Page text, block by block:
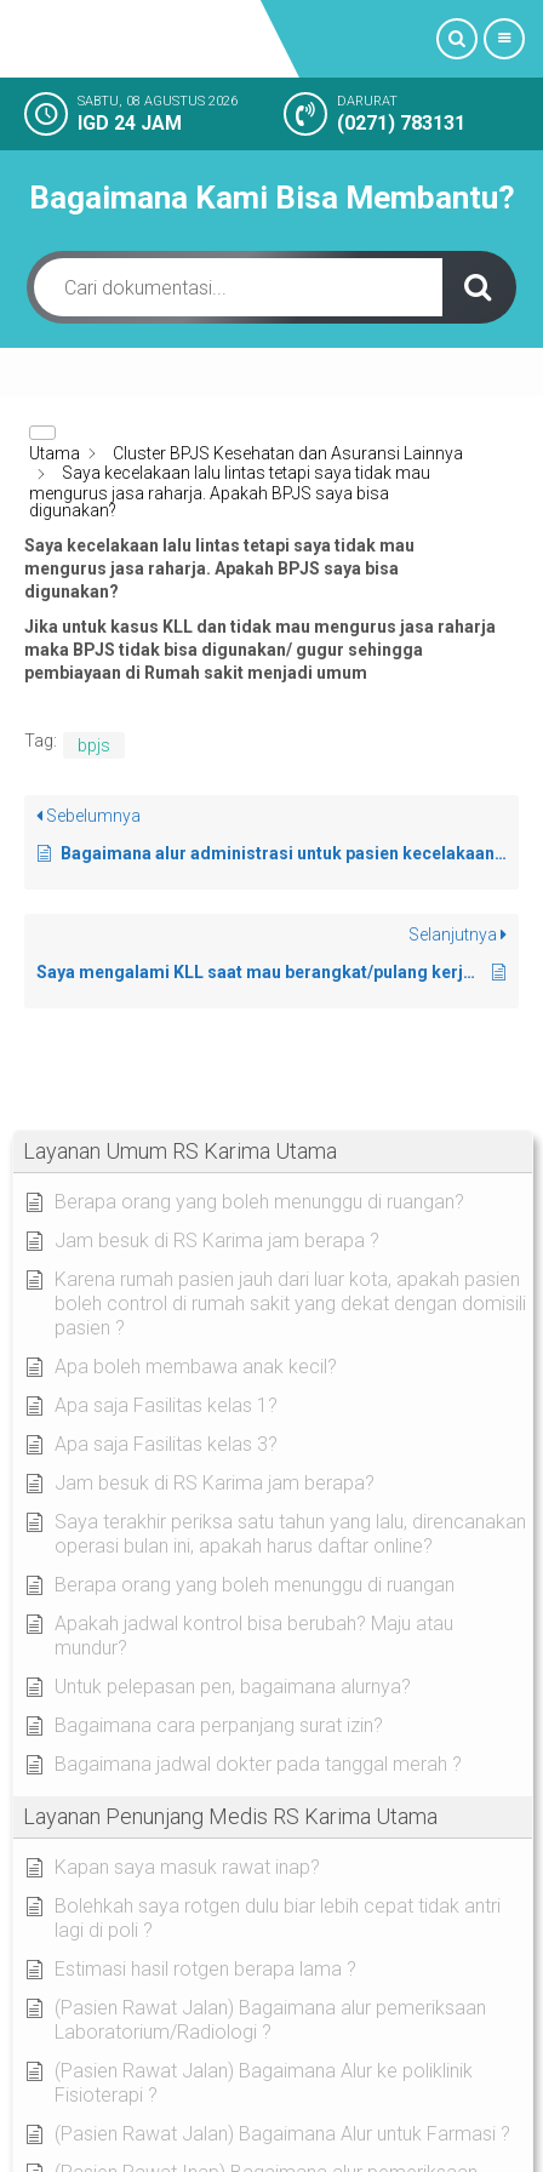
PROFIL
LAYANAN KAMI
FASILITAS RUMAH SAKIT
KESAN PELANGGAN
SOSIAL MEDIA
TANYA KAMI
SARAN
SABTU, 08 AGUSTUS 2026
IGD 24 JAM
DARURAT
(0271) 783131
Bagaimana Kami Bisa Membantu?
Layanan Umum RS Karima Utama
Berapa orang yang boleh menunggu di ruangan?
Jam besuk di RS Karima jam berapa ?
Karena rumah pasien jauh dari luar kota, apakah pasien
boleh control di rumah sakit yang dekat dengan domisili
pasien ?
Apa boleh membawa anak kecil?
Apa saja Fasilitas kelas 1?
Apa saja Fasilitas kelas 3?
Jam besuk di RS Karima jam berapa?
Saya terakhir periksa satu tahun yang lalu, direncanakan
operasi bulan ini, apakah harus daftar online?
Berapa orang yang boleh menunggu di ruangan
Apakah jadwal kontrol bisa berubah? Maju atau
mundur?
Untuk pelepasan pen, bagaimana alurnya?
Bagaimana cara perpanjang surat izin?
Bagaimana jadwal dokter pada tanggal merah ?
Layanan Penunjang Medis RS Karima Utama
Kapan saya masuk rawat inap?
Bolehkah saya rotgen dulu biar lebih cepat tidak antri
lagi di poli ?
Estimasi hasil rotgen berapa lama ?
(Pasien Rawat Jalan) Bagaimana alur pemeriksaan
Laboratorium/Radiologi ?
(Pasien Rawat Jalan) Bagaimana Alur ke poliklinik
Fisioterapi ?
(Pasien Rawat Jalan) Bagaimana Alur untuk Farmasi ?
Utama
Cluster BPJS Kesehatan dan Asuransi Lainnya
Saya kecelakaan lalu lintas tetapi saya tidak mau
mengurus jasa raharja. Apakah BPJS saya bisa
digunakan?
Saya kecelakaan lalu lintas tetapi saya tidak mau
mengurus jasa raharja. Apakah BPJS saya bisa
digunakan?
Jika untuk kasus KLL dan tidak mau mengurus jasa raharja
maka BPJS tidak bisa digunakan/ gugur sehingga
pembiayaan di Rumah sakit menjadi umum
Tag: bpjs
Sebelumnya
Bagaimana alur administrasi untuk pasien kecelakaan kerja? Saya bekerja sebagai PNS
Selanjutnya
Saya mengalami KLL saat mau berangkat/pulang kerja di pabrik. Apakah saya bisa menggunakan bpjs ketenagakerjaan?